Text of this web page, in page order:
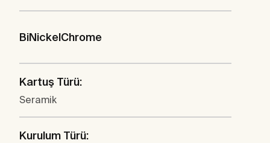
BiNickelChrome
Kartuş Türü:
Seramik
Kurulum Türü: